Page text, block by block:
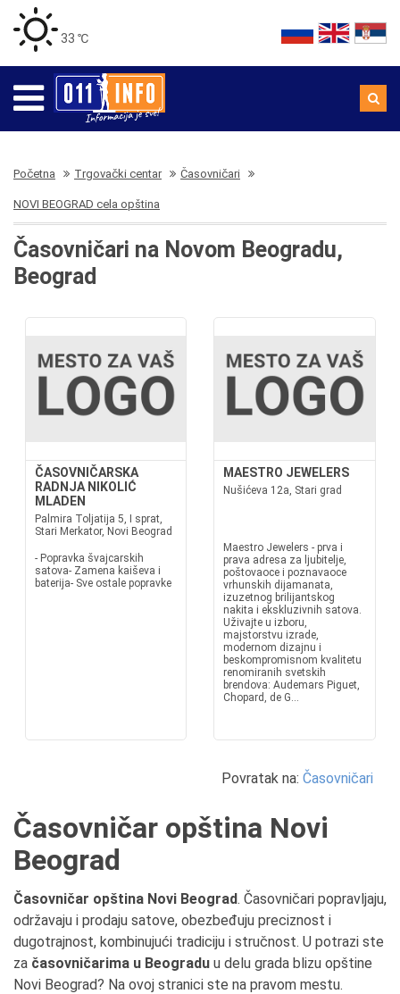
33 ℃
Početna Trgovački centar Časovničari
NOVI BEOGRAD cela opština
Časovničari na Novom Beogradu,
Beograd
ČASOVNIČARSKA
RADNJA NIKOLIĆ
MLADEN
Palmira Toljatija 5, I sprat,
Stari Merkator, Novi Beograd
- Popravka švajcarskih
satova- Zamena kaiševa i
baterija- Sve ostale popravke
MAESTRO JEWELERS
Nušićeva 12a, Stari grad
Maestro Jewelers - prva i
prava adresa za ljubitelje,
poštovaoce i poznavaoce
vrhunskih dijamanata,
izuzetnog brilijantskog
nakita i ekskluzivnih satova.
Uživajte u izboru,
majstorstvu izrade,
modernom dizajnu i
beskompromisnom kvalitetu
renomiranih svetskih
brendova: Audemars Piguet,
Chopard, de G...
Povratak na: Časovničari
Časovničar opština Novi
Beograd
Časovničar opština Novi Beograd. Časovničari popravljaju,
održavaju i prodaju satove, obezbeđuju preciznost i
dugotrajnost, kombinujući tradiciju i stručnost. U potrazi ste
za časovničarima u Beogradu u delu grada blizu opštine
Novi Beograd? Na ovoj stranici ste na pravom mestu.